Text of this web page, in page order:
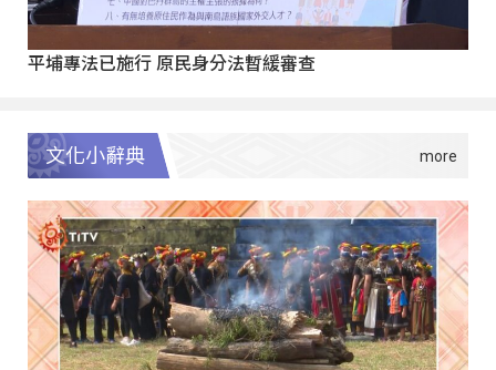
平埔專法已施行 原民身分法暫緩審查
文化小辭典